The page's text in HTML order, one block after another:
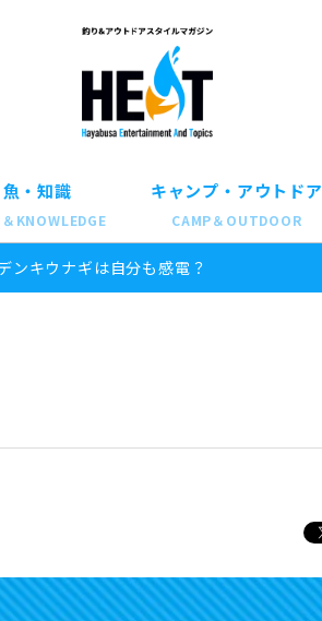
魚・知識
KNOWLEDGE
キャンプ・アウトドア
CAMP＆OUTDOOR
ンキウナギは自分も感電？